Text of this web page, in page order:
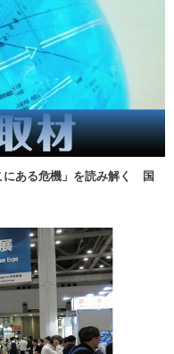
にある危機」を読み解く 国